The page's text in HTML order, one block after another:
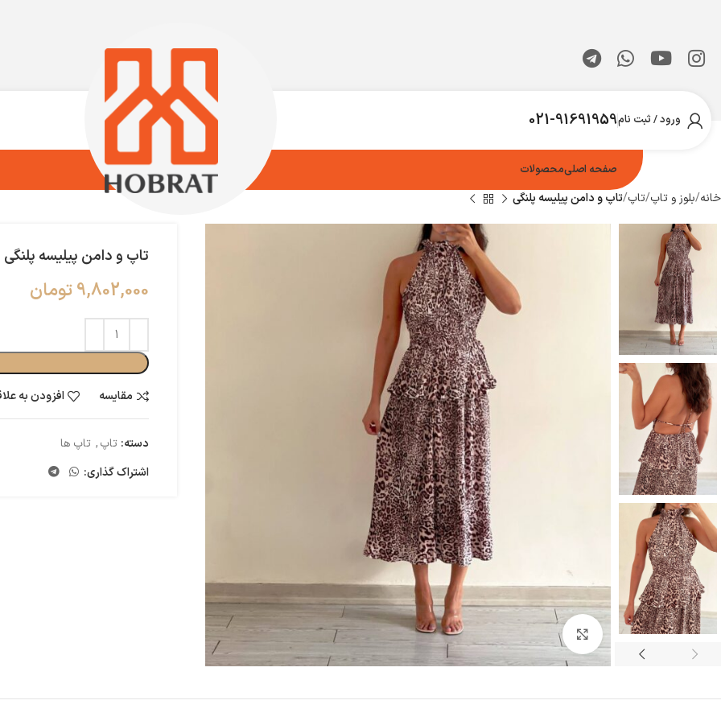
ورود / ثبت نام021-91691959
صفحه اصلیمحصولات
خانه بلوز و تاپ تاپ تاپ و دامن پیلیسه پلنگی
بزرگنمایی تصویر
تاپ و دامن پیلیسه پلنگی
9,802,000تومان
مقایسه
افزودن به
دسته: تاپ, تاپ ها
اشتراک گذاری: